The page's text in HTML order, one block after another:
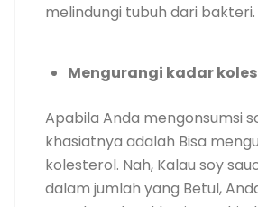
melindungi tubuh dari bakteri.
Mengurangi kadar
Apabila Anda mengonsumsi
khasiatnya adalah Bisa
kolesterol. Nah, Kalau soy
dalam jumlah yang Betul,